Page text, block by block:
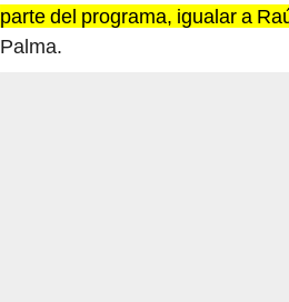
parte del programa, igualar a
Palma.